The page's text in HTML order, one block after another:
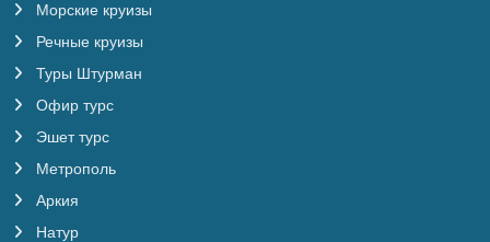
Морские круизы
Речные круизы
Туры Штурман
Офир турс
Эшет турс
Метрополь
Аркия
Натур